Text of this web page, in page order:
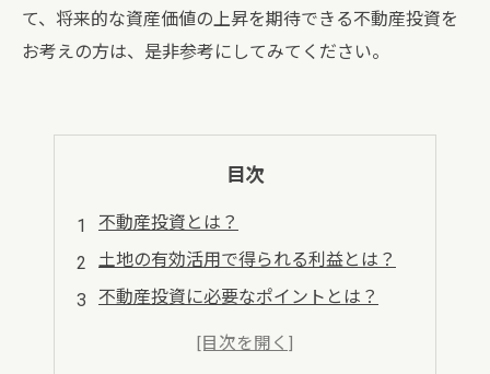
て、将来的な資産価値の上昇を期待できる不動産投資を
お考えの方は、是非参考にしてみてください。
目次
不動産投資とは？
土地の有効活用で得られる利益とは？
不動産投資に必要なポイントとは？
不動産投資のメリットとは？